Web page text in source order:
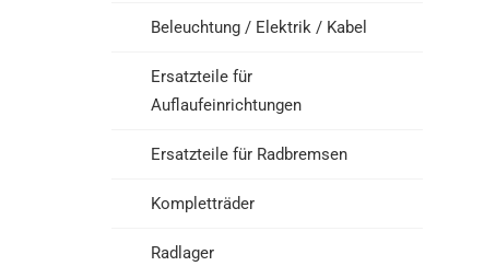
Beleuchtung / Elektrik / Kabel
Ersatzteile für
Auflaufeinrichtungen
Ersatzteile für Radbremsen
Kompletträder
Radlager